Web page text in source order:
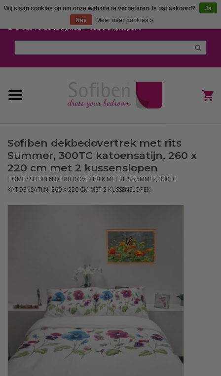
Gratis verzending naar Post.nl afgiftepunt
Mijn account / Registreren
Dekbedovertrekken
(Hoes) Laken en Lakensets
Sofiben Outlet
Sofiben BLOG
Sofiben dekbedovertrek met rits
Summer, 300TC katoensatijn, 260 x
220 cm met 2 kussenslopen
HOME/ SOFIBEN DEKBEDOVERTREK MET RITS SUMMER, 300TC
KATOENSATIJN, 260 X 220 CM MET 2 KUSSENSLOPEN
Wij slaan cookies op om onze website te verbeteren. Is dat akkoord?
Ja
Nee
Meer over cookies »